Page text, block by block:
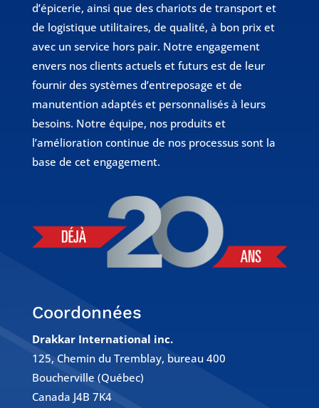
d’épicerie, ainsi que des chariots de transport et
de logistique utilitaires, de qualité, à bon prix et
avec un service hors pair. Notre engagement
envers nos clients actuels et futurs est de leur
fournir des systèmes d’entreposage et de
manutention adaptés et personnalisés à leurs
besoins. Notre équipe, nos produits et
l’amélioration continue de nos processus sont la
base de cet engagement.
Coordonnées
Drakkar International inc.
125, Chemin du Tremblay, bureau 400
Boucherville (Québec)
Canada J4B 7K4